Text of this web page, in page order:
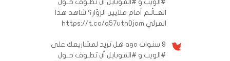
#الويب و #الموبايل أن تطـوف حـول
العــالَـم أمام ملايين الزوّار؟ شاهد هذا
المرئي https://t.co/q57utnDjom
9 سنوات ago
هل تريد لمشاريعك على
#الويب و #الموبايل أن تطـوف حـول